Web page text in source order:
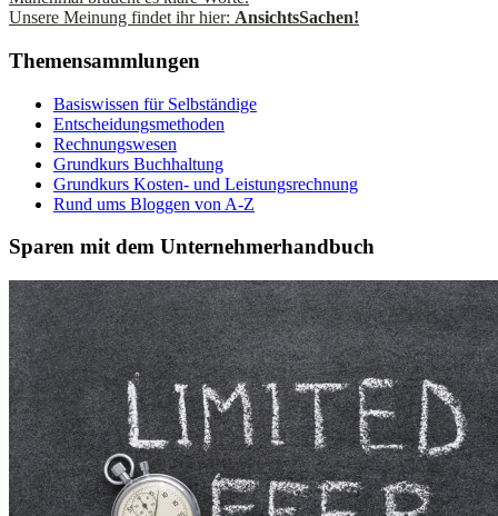
Unsere Meinung findet ihr hier: AnsichtsSachen!
Themensammlungen
Basiswissen für Selbständige
Entscheidungsmethoden
Rechnungswesen
Grundkurs Buchhaltung
Grundkurs Kosten- und Leistungsrechnung
Rund ums Bloggen von A-Z
Sparen mit dem Unternehmerhandbuch